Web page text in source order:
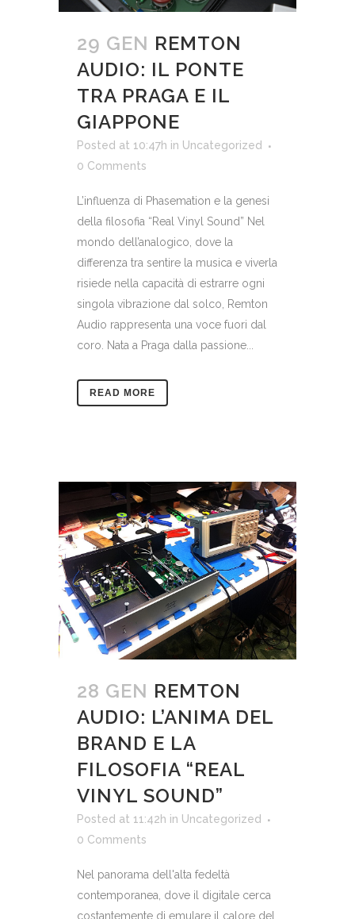
29 GEN REMTON
AUDIO: IL PONTE
TRA PRAGA E IL
GIAPPONE
Posted at 10:47h in Uncategorized
0 Comments
L’influenza di Phasemation e la genesi
della filosofia “Real Vinyl Sound” Nel
mondo dell’analogico, dove la
differenza tra sentire la musica e viverla
risiede nella capacità di estrarre ogni
singola vibrazione dal solco, Remton
Audio rappresenta una voce fuori dal
coro. Nata a Praga dalla passione...
READ MORE
28 GEN REMTON
AUDIO: L’ANIMA DEL
BRAND E LA
FILOSOFIA “REAL
VINYL SOUND”
Posted at 11:42h in Uncategorized
0 Comments
Nel panorama dell'alta fedeltà
contemporanea, dove il digitale cerca
costantemente di emulare il calore del